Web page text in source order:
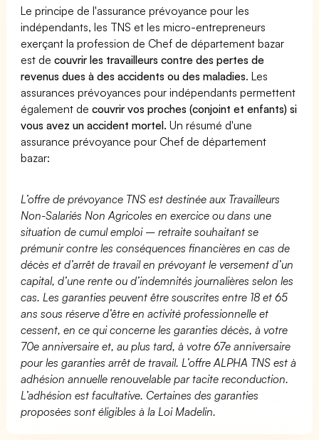
Le principe de l'assurance prévoyance pour les
indépendants, les TNS et les micro-entrepreneurs
exerçant la profession de Chef de département bazar
est decouvrir les travailleurs contre des pertes de
revenus dues à des accidents ou des maladies. Les
assurances prévoyances pour indépendants permettent
également decouvrir vos proches (conjoint et enfants) si
vous avez un accident mortel. Un résumé d'une
assurance prévoyance pour Chef de département
bazar:
L’offre de prévoyance TNS est destinée aux Travailleurs
Non-Salariés Non Agricoles en exercice ou dans une
situation de cumul emploi – retraite souhaitant se
prémunir contre les conséquences financières en cas de
décès et d’arrêt de travail en prévoyant le versement d’un
capital, d’une rente ou d’indemnités journalières selon les
cas. Les garanties peuvent être souscrites entre 18 et 65
ans sous réserve d’être en activité professionnelle et
cessent, en ce qui concerne les garanties décès, à votre
70e anniversaire et, au plus tard, à votre 67e anniversaire
pour les garanties arrêt de travail. L’offre ALPHA TNS est à
adhésion annuelle renouvelable par tacite reconduction.
L’adhésion est facultative. Certaines des garanties
proposées sont éligibles à la Loi Madelin.